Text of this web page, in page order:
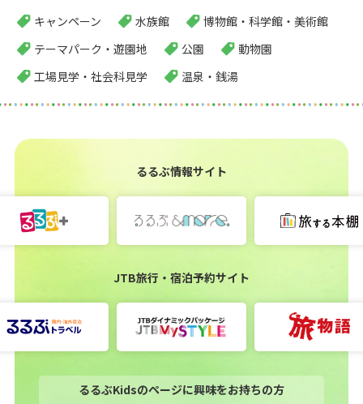
キャンペーン 水族館
博物館・科学館・美術館
テーマパーク・遊園地
公園
動物園
工場見学・社会科見学
温泉・銭湯
るるぶ情報サイト
JTB旅行・宿泊予約サイト
るるぶKidsのページに興味をお持ちの方